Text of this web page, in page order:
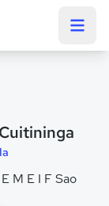
M E I F Sao